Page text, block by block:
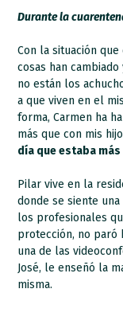
Durante la
Con la situación
cosas han
no están los
a que viven en el
forma, Carmen ha
más que con mis
día que estaba
Pilar vive en la
donde se siente
los profesionales
protección, no paró
una de las
José, le enseñó la
misma.